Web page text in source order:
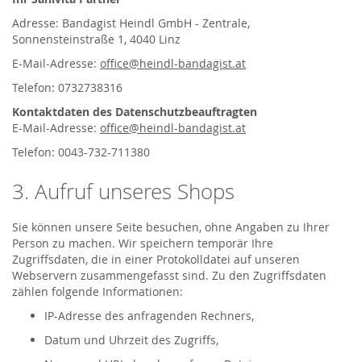
Adresse: Bandagist Heindl GmbH - Zentrale,
Sonnensteinstraße 1, 4040 Linz
E-Mail-Adresse: office@heindl-bandagist.at
Telefon: 0732738316
Kontaktdaten des Datenschutzbeauftragten
E-Mail-Adresse: office@heindl-bandagist.at
Telefon: 0043-732-711380
3. Aufruf unseres Shops
Sie können unsere Seite besuchen, ohne Angaben zu Ihrer
Person zu machen. Wir speichern temporär Ihre
Zugriffsdaten, die in einer Protokolldatei auf unseren
Webservern zusammengefasst sind. Zu den Zugriffsdaten
zählen folgende Informationen:
IP-Adresse des anfragenden Rechners,
Datum und Uhrzeit des Zugriffs,